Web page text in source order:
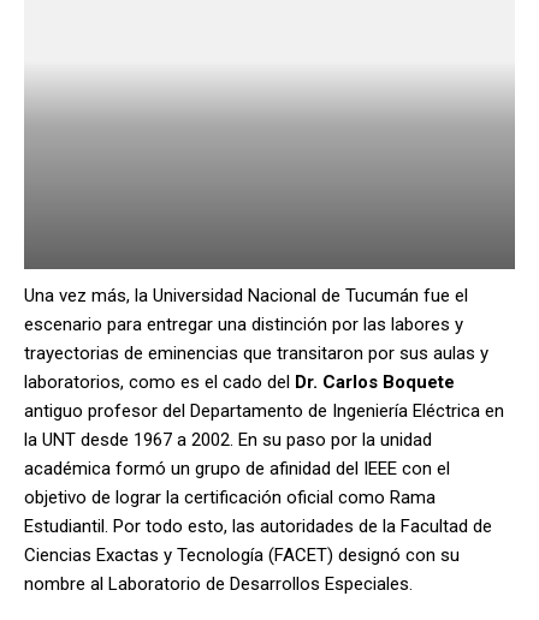
Una vez más, la Universidad Nacional de Tucumán fue el
escenario para entregar una distinción por las labores y
trayectorias de eminencias que transitaron por sus aulas y
laboratorios, como es el cado del Dr. Carlos Boquete
antiguo profesor del Departamento de Ingeniería Eléctrica en
la UNT desde 1967 a 2002. En su paso por la unidad
académica formó un grupo de afinidad del IEEE con el
objetivo de lograr la certificación oficial como Rama
Estudiantil. Por todo esto, las autoridades de la Facultad de
Ciencias Exactas y Tecnología (FACET) designó con su
nombre al Laboratorio de Desarrollos Especiales.